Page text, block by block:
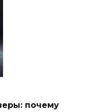
почему